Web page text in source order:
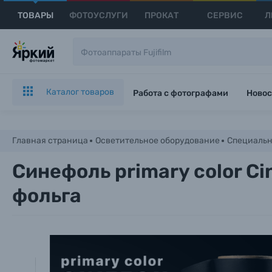
ТОВАРЫ ФОТОУСЛУГИ ПРОКАТ СЕРВИС
Каталог товаров Работа с фотографами
Главная страница Осветительное оборудование
Синефоль primary color
фольга